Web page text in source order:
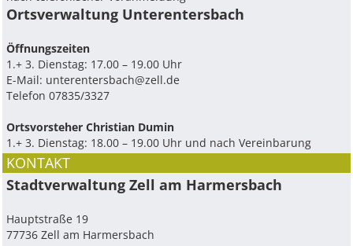
Ortsverwaltung Unterentersbach
Ö­ffnungszeiten
1.+ 3. Dienstag: 17.00 – 19.00 Uhr
E-Mail: unterentersbach@zell.de
Telefon 07835/3327
Ortsvorsteher Christian Dumin
1.+ 3. Dienstag: 18.00 – 19.00 Uhr und nach Vereinbarung
KONTAKT
Stadtverwaltung Zell am Harmersbach
Hauptstraße 19
77736 Zell am Harmersbach